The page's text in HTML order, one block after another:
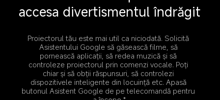
accesa divertismentul îndrăgit
Proiectorul tău este mai util ca niciodată. Solicită
Asistentului Google să găsească filme, să
pornească aplicații, să redea muzică și să
controleze proiectorul prin comenzi vocale. Poți
chiar și să obții răspunsuri, să controlezi
dispozitivele inteligente din locuință etc. Apasă
butonul Asistent Google de pe telecomandă pentru